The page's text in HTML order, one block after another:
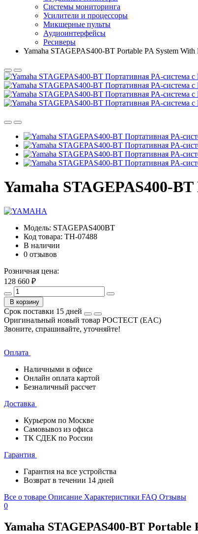
Системы мониторинга
Усилители и процессоры
Микшерные пульты
Аудиоинтерфейсы
Ресиверы
Yamaha STAGEPAS400-BT Portable PA System With
Yamaha STAGEPAS400-
Модель: STAGEPAS400BT
Код товара: TH-07488
В наличии
0 отзывов
Розничная цена:
128 660 ₽
В корзину
Срок поставки 15 дней
Оригинальный новый товар РОСТЕСТ (EAC)
Звоните, спрашивайте, уточняйте!
Оплата
Наличными в офисе
Онлайн оплата картой
Безналичный рассчет
Доставка
Курьером по Москве
Самовывоз из офиса
ТК СДЕК по России
Гарантия
Гарантия на все устройства
Возврат в течении 14 дней
Все о товаре Описание Характеристики FAQ Отзывы
0
Yamaha STAGEPAS400-BT Portable